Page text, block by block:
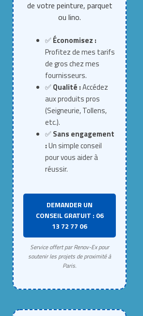
de votre peinture, parquet
ou lino.
✅Économisez :
Profitez de mes tarifs
de gros chez mes
fournisseurs.
✅Qualité :Accédez
aux produits pros
(Seigneurie, Tollens,
etc.).
✅Sans engagement
:Un simple conseil
pour vous aider à
réussir.
DEMANDER UN
CONSEIL GRATUIT : 06
13 72 77 06
Service offert par Renov-Ex pour
soutenir les projets de proximité à
Paris.